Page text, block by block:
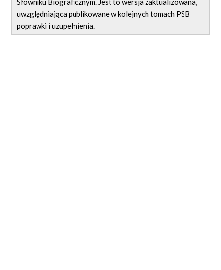
Słowniku Biograficznym. Jest to wersja zaktualizowana,
uwzględniająca publikowane w kolejnych tomach PSB
poprawki i uzupełnienia.